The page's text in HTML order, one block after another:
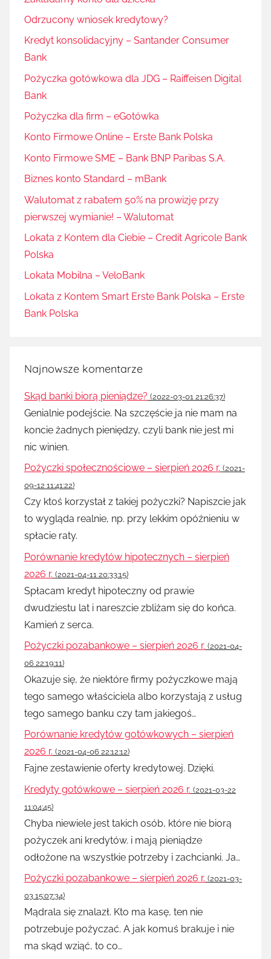
Odrzucony wniosek kredytowy?
Kredyt konsolidacyjny – Santander Consumer
Bank
Pożyczka gotówkowa dla JDG – Raiffeisen Digital
Bank
Pożyczka dla firm – eGotówka
Konto Firmowe Online – Erste Bank Polska
Konto Firmowe SME – Bank BNP Paribas S.A.
Biznes konto Standard – mBank
Walutomat z rabatem 50% na prowizję przy
pierwszej wymianie! – Walutomat
Lokata z Kontem dla Ciebie – Credit Agricole Bank
Polska
Lokata Mobilna – VeloBank
Lokata z Kontem Smart Erste Bank Polska – Erste
Bank Polska
Najnowsze komentarze
Skąd banki biorą pieniądze? (2022-03-01 21:26:37)
Genialnie podejście. Na szczęście ja nie mam na
koncie żadnych pieniędzy, czyli bank nie jest mi
nic winien.
Pożyczki społecznościowe – sierpień 2026 r. (2021-
09-12 11:41:22)
Czy ktoś korzystał z takiej pożyczki? Napiszcie jak
to wygląda realnie, np. przy lekkim opóźnieniu w
spłacie raty.
Porównanie kredytów hipotecznych – sierpień
2026 r. (2021-04-11 20:33:15)
Spłacam kredyt hipoteczny od prawie
dwudziestu lat i nareszcie zbliżam się do końca.
Kamień z serca.
Pożyczki pozabankowe – sierpień 2026 r. (2021-04-
06 22:19:11)
Okazuje się, że niektóre firmy pożyczkowe mają
tego samego właściciela albo korzystają z usług
tego samego banku czy tam jakiegoś…
Porównanie kredytów gotówkowych – sierpień
2026 r. (2021-04-06 22:12:12)
Fajne zestawienie oferty kredytowej. Dzięki.
Kredyty gotówkowe – sierpień 2026 r. (2021-03-22
11:04:45)
Chyba niewiele jest takich osób, które nie biorą
pożyczek ani kredytów. i mają pieniądze
odłożone na wszystkie potrzeby i zachcianki. Ja…
Pożyczki pozabankowe – sierpień 2026 r. (2021-03-
03 15:07:34)
Mądrala się znalazł. Kto ma kasę, ten nie
potrzebuje pożyczać. A jak komuś brakuje i nie
ma skąd wziąć, to co…